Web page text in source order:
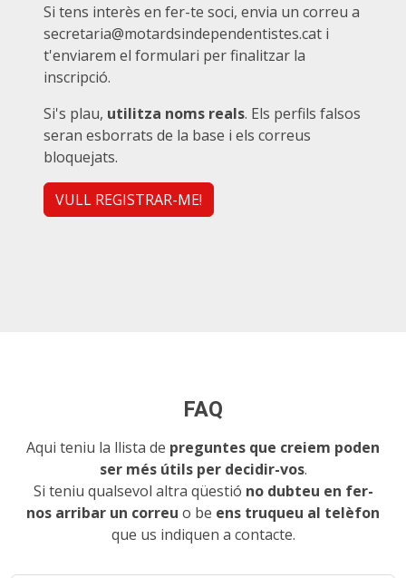
Si tens interès en fer-te soci, envia un correu a
secretaria@motardsindependentistes.cat i
t'enviarem el formulari per finalitzar la
inscripció.
Si's plau, utilitza noms reals. Els perfils falsos
seran esborrats de la base i els correus
bloquejats.
VULL REGISTRAR-ME!
FAQ
Aqui teniu la llista de preguntes que creiem poden
ser més útils per decidir-vos.
Si teniu qualsevol altra qüestió no dubteu en fer-
nos arribar un correu o be ens truqueu al telèfon
que us indiquen a contacte.